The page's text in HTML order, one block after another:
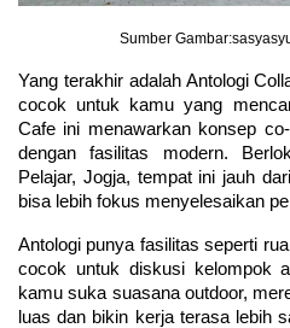
Sumber
Yang terakhir adalah Antologi
cocok untuk kamu yang
Cafe ini menawarkan konsep
dengan fasilitas modern.
Pelajar, Jogja, tempat ini jauh
bisa lebih fokus menyelesaikan
Antologi punya fasilitas seperti
cocok untuk diskusi kelompok
kamu suka suasana outdoor,
luas dan bikin kerja terasa lebih